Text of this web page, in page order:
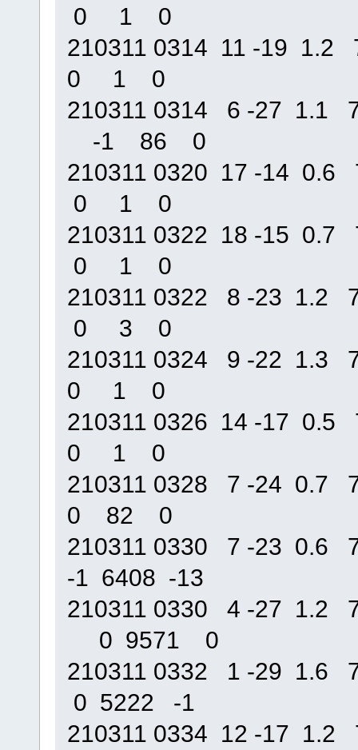
0 1 0
210311 0314 11 -19
0 1 0
210311 0314 6 -27 1.1
-1 86 0
210311 0320 17 -14
0 1 0
210311 0322 18 -15
0 1 0
210311 0322 8 -23
0 3 0
210311 0324 9 -22
0 1 0
210311 0326 14 -17
0 1 0
210311 0328 7 -24
0 82 0
210311 0330 7 -23
-1 6408 -13
210311 0330 4 -27 1.2
0 9571 0
210311 0332 1 -29
0 5222 -1
210311 0334 12 -17